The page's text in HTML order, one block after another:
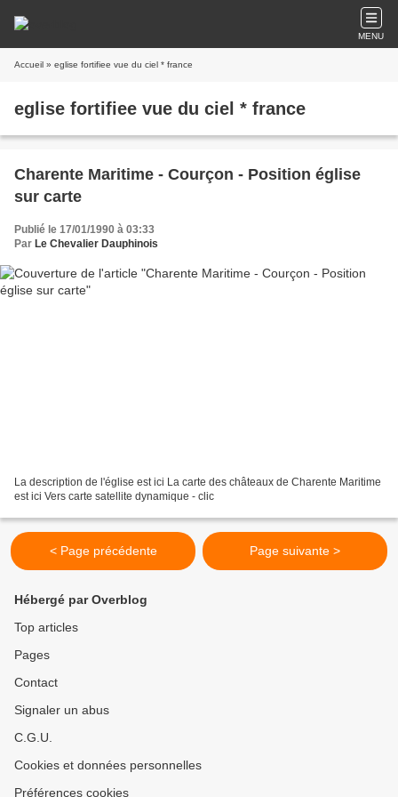
MENU
Accueil » eglise fortifiee vue du ciel * france
eglise fortifiee vue du ciel * france
Charente Maritime - Courçon - Position église
sur carte
Publié le 17/01/1990 à 03:33
Par Le Chevalier Dauphinois
La description de l'église est ici La carte des châteaux de Charente Maritime
est ici Vers carte satellite dynamique - clic
< Page précédente Page suivante >
Hébergé par Overblog
Top articles
Pages
Contact
Signaler un abus
C.G.U.
Cookies et données personnelles
Préférences cookies